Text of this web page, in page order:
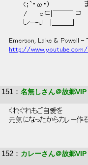
(；`・ω・）　　　　　　　
/　　 ｏ⊂|￣￣￣|⊃
しー-Ｊ　 |＿＿＿|
Emerson, Lake & Powell -
http://
151 ： 名無しさん＠故郷VIP
くれぐれもご自愛を
元気になったからカレー作
152 ： カレーさん＠故郷VIP